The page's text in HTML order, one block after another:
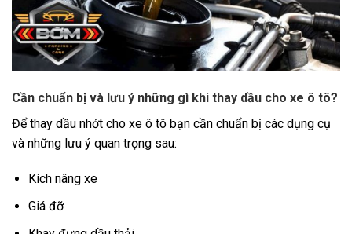
Cần chuẩn bị và lưu ý những gì khi thay dầu cho xe ô tô?
Để thay dầu nhớt cho xe ô tô bạn cần chuẩn bị các dụng cụ
và những lưu ý quan trọng sau:
Kích nâng xe
Giá đỡ